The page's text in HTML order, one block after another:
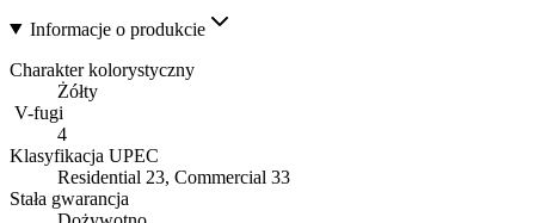
Informacje o produkcie
Charakter kolorystyczny
Żółty
V-fugi
4
Klasyfikacja UPEC
Residential 23, Commercial 33
Stała gwarancja